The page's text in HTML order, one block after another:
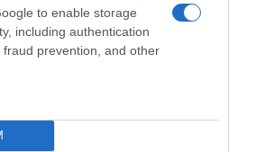
to enable storage
including authentication
prevention, and other